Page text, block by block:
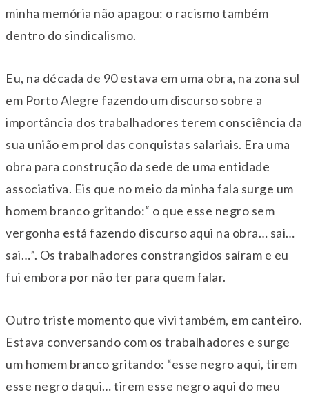
minha memória não apagou: o racismo também
dentro do sindicalismo.
Eu, na década de 90 estava em uma obra, na zona sul
em Porto Alegre fazendo um discurso sobre a
importância dos trabalhadores terem consciência da
sua união em prol das conquistas salariais. Era uma
obra para construção da sede de uma entidade
associativa. Eis que no meio da minha fala surge um
homem branco gritando:“ o que esse negro sem
vergonha está fazendo discurso aqui na obra… sai…
sai…”. Os trabalhadores constrangidos saíram e eu
fui embora por não ter para quem falar.
Outro triste momento que vivi também, em canteiro.
Estava conversando com os trabalhadores e surge
um homem branco gritando: “esse negro aqui, tirem
esse negro daqui… tirem esse negro aqui do meu